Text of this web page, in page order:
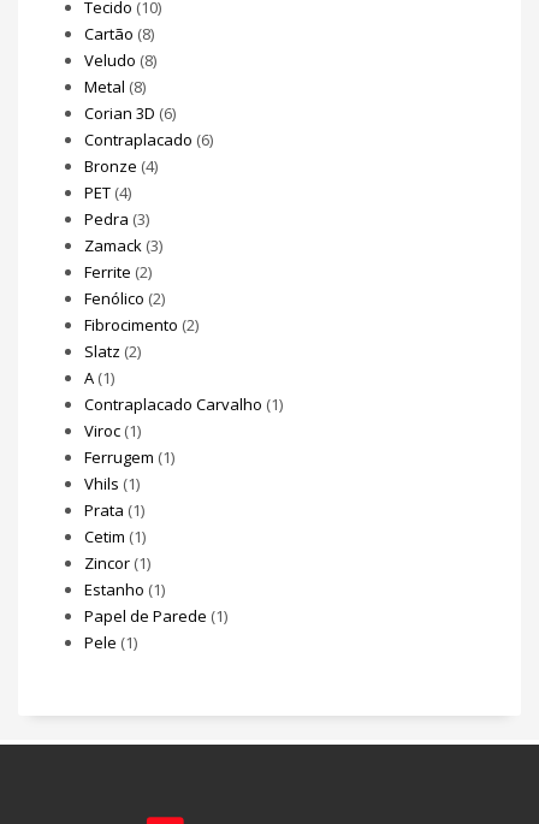
Tecido (10)
Cartão (8)
Veludo (8)
Metal (8)
Corian 3D (6)
Contraplacado (6)
Bronze (4)
PET (4)
Pedra (3)
Zamack (3)
Ferrite (2)
Fenólico (2)
Fibrocimento (2)
Slatz (2)
A (1)
Contraplacado Carvalho (1)
Viroc (1)
Ferrugem (1)
Vhils (1)
Prata (1)
Cetim (1)
Zincor (1)
Estanho (1)
Papel de Parede (1)
Pele (1)